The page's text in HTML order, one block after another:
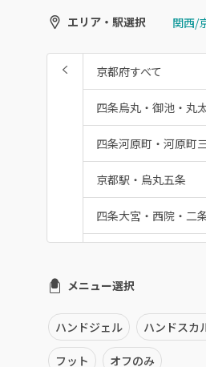
エリア・駅選択
京都府すべて
四条烏丸・御池・丸
四条河原町・河原町
京都駅・烏丸五条
四条大宮・西院・二
上京区・左京区・北区
山科・東山
南区・伏見
メニュー選択
ハンドジェル ハンドスカ
フット オフのみ